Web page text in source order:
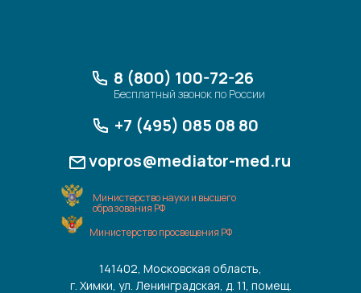
8 (800) 100-72-26
Бесплатный звонок по России
vopros@mediator-med.ru
141402, Московская область,
г. Химки, ул. Ленинградская, д. 11, помещ.
+7 (495) 085 08 80
Министерство науки и высшего
образования РФ
Министерство просвещения РФ